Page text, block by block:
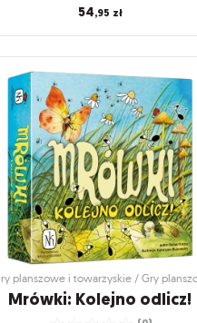
54,95 zł
Fits Travel (nowe wydanie)
Podróżna wersja bestsellerowej gry
☆
☆
☆
☆
☆ (1)
Wysyłka dzisiaj
54,95 zł
Mrówki: Kolejno odlicz!